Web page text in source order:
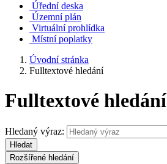
Úřední deska
Územní plán
Virtuální prohlídka
Místní poplatky
Úvodní stránka
Fulltextové hledání
Fulltextové hledání
Hledaný výraz:
Hledat
Rozšířené hledání